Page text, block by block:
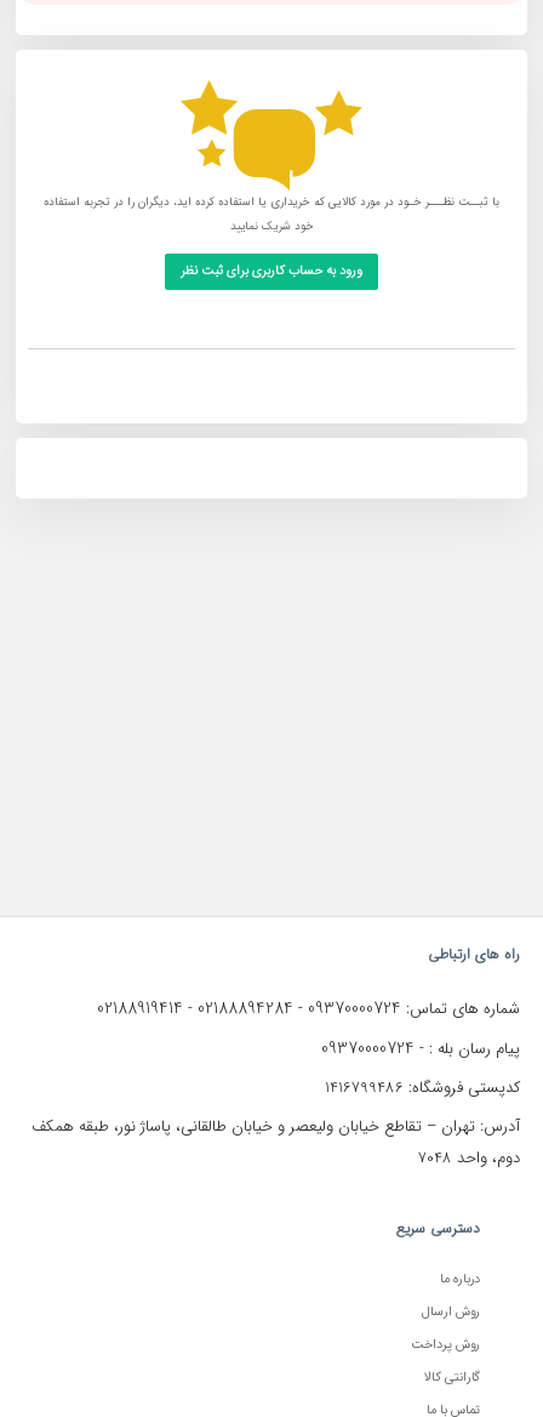
با ثبــت نظـــر خـود در مورد کالایی که خریداری یا استفاده کرده اید، دیگران را در تجربه استفاده
خود شریک نمایید
ورود به حساب کاربری برای ثبت نظر
راه های ارتباطی
شماره های تماس: 09370000724
-
02188894284
-
02188919414
پیام رسان بله : - 09370000724
کدپستی فروشگاه: 1416799486
آدرس: تهران – تقاطع خیابان ولیعصر و خیابان طالقانی، پاساژ نور، طبقه همکف
دوم، واحد 7048
دسترسی سریع
درباره ما
روش ارسال
روش پرداخت
گارانتی کالا
تماس با ما